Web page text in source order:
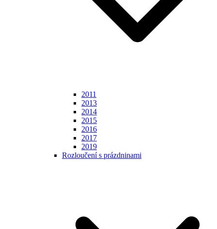
2011
2013
2014
2015
2016
2017
2019
Rozloučení s prázdninami